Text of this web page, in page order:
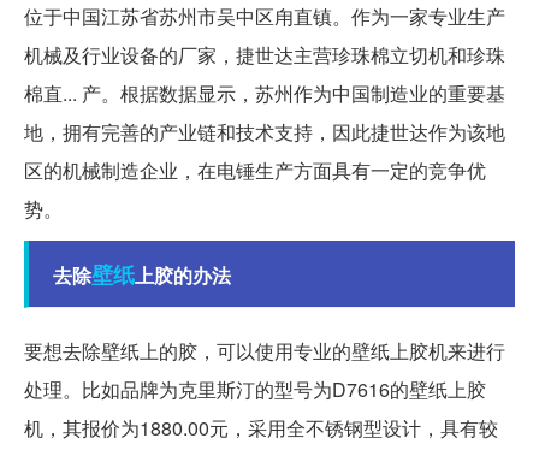
位于中国江苏省苏州市吴中区甪直镇。作为一家专业生产
机械及行业设备的厂家，捷世达主营珍珠棉立切机和珍珠
棉直... 产。根据数据显示，苏州作为中国制造业的重要基
地，拥有完善的产业链和技术支持，因此捷世达作为该地
区的机械制造企业，在电锤生产方面具有一定的竞争优
势。
去除壁纸 上胶的办法
要想去除壁纸上的胶，可以使用专业的壁纸上胶机来进行
处理。比如品牌为克里斯汀的型号为D7616的壁纸上胶
机，其报价为1880.00元，采用全不锈钢型设计，具有较